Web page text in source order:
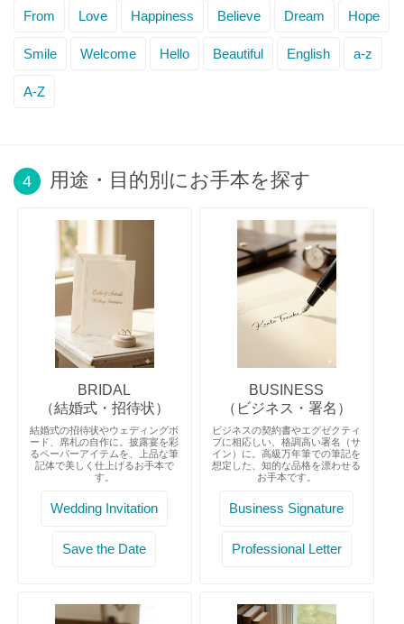
From Love Happiness Believe Dream Hope
Smile Welcome Hello Beautiful English a-z
A-Z
4 用途・目的別にお手本を探す
BRIDAL
（結婚式・招待状）
結婚式の招待状やウェディングボ
ード、席札の自作に。披露宴を彩
るペーパーアイテムを、上品な筆
記体で美しく仕上げるお手本で
す。
Wedding Invitation
Save the Date
BUSINESS
（ビジネス・署名）
ビジネスの契約書やエグゼクティ
ブに相応しい、格調高い署名（サ
イン）に。高級万年筆での筆記を
想定した、知的な品格を漂わせる
お手本です。
Business Signature
Professional Letter